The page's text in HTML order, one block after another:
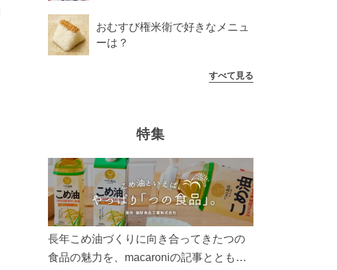
おむすび権米衛で好きなメニュ
ーは？
すべて見る
特集
長年こめ油づくりに向き合ってきたつの
食品の魅力を、macaroniの記事とともに